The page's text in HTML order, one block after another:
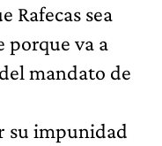
Rafecas sea
porque va a
mandato de
su impunidad